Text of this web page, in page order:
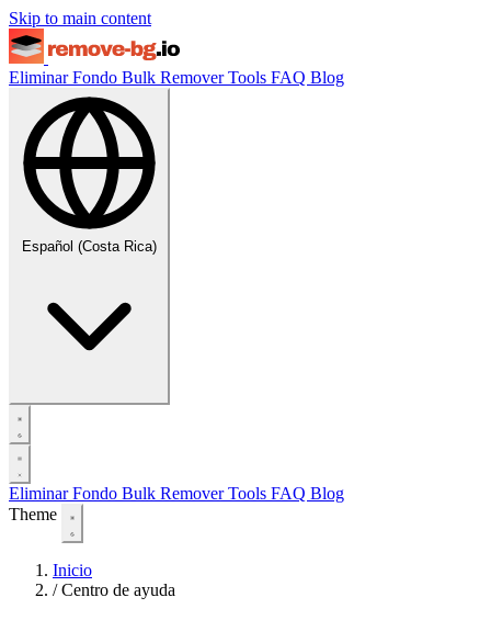
Skip to main content
Eliminar Fondo Bulk RemoverTools FAQ Blog
Español (Costa Rica)
Eliminar Fondo Bulk RemoverTools FAQ Blog
Theme
Inicio
/ Centro de ayuda